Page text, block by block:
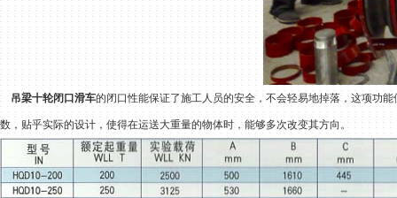
吊梁十轮闭口滑车的闭口性能保证了施工人员的安全，不会轻易地掉落，这项功
数，贴乎实际的设计，使得在运送大重量的物体时，能够多次改变其方向。